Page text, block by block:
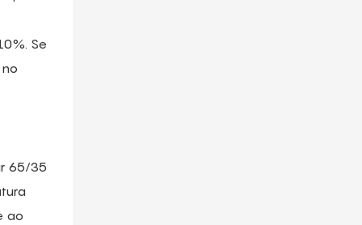
Se
65/35
ao